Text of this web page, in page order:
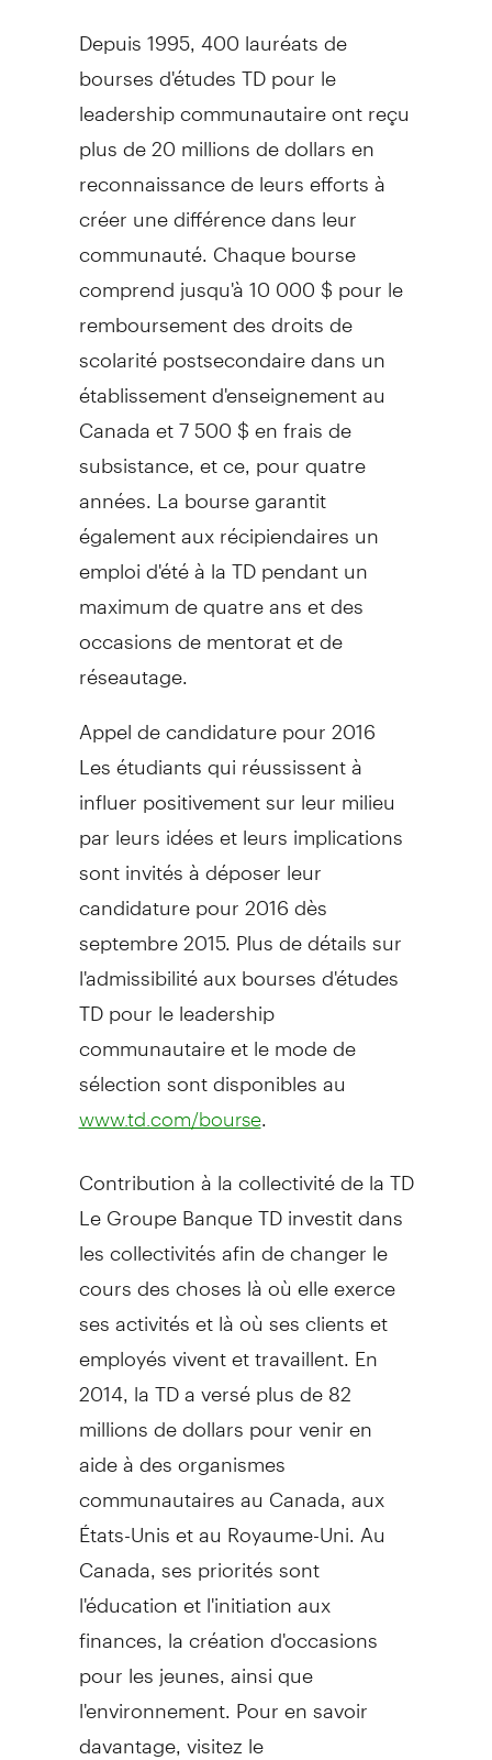
Depuis 1995, 400 lauréats de
bourses d'études TD pour le
leadership communautaire ont reçu
plus de 20 millions de dollars en
reconnaissance de leurs efforts à
créer une différence dans leur
communauté. Chaque bourse
comprend jusqu'à 10 000 $ pour le
remboursement des droits de
scolarité postsecondaire dans un
établissement d'enseignement au
Canadaet 7 500 $ en frais de
subsistance, et ce, pour quatre
années. La bourse garantit
également aux récipiendaires un
emploi d'été à la TD pendant un
maximum de quatre ans et des
occasions de mentorat et de
réseautage.
Appel de candidature pour 2016
Les étudiants qui réussissent à
influer positivement sur leur milieu
par leurs idées et leurs implications
sont invités à déposer leur
candidature pour 2016 dès
septembre 2015. Plus de détails sur
l'admissibilité aux bourses d'études
TD pour le leadership
communautaire et le mode de
sélection sont disponibles au
www.td.com/bourse.
Contribution à la collectivité de la TD
Le Groupe Banque TDinvestit dans
les collectivités afin de changer le
cours des choses là où elle exerce
ses activités et là où ses clients et
employés vivent et travaillent. En
2014, la TD a versé plus de 82
millions de dollars pour venir en
aide à des organismes
communautaires au Canada , aux
États-Unis et au Royaume-Uni. Au
Canada , ses priorités sont
l'éducation et l'initiation aux
finances, la création d'occasions
pour les jeunes, ainsi que
l'environnement. Pour en savoir
davantage, visitez le